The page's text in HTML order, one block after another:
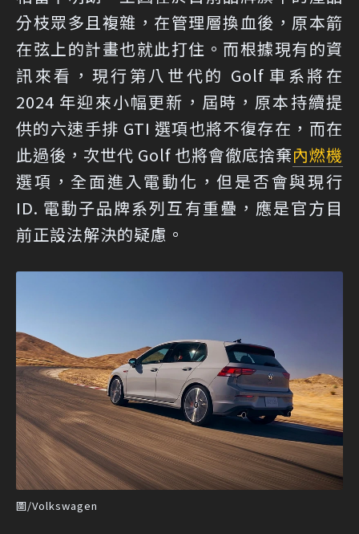
分枝眾多且複雜，在管理層換血後，原本箭
在弦上的計畫也就此打住。而根據現有的資
訊來看，現行第八世代的 Golf 車系將在
2024 年迎來小幅更新，屆時，原本持續提
供的六速手排 GTI 選項也將不復存在，而在
此過後，次世代 Golf 也將會徹底捨棄內燃機
選項，全面進入電動化，但是否會與現行
ID. 電動子品牌系列互有重疊，應是官方目
前正設法解決的疑慮。
圖/Volkswagen